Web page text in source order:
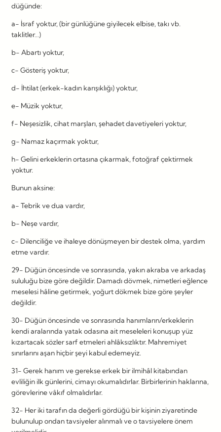
düğünde:
a- İsraf yoktur, (bir günlüğüne giyilecek elbise, takı vb.
taklitler…)
b- Abartı yoktur,
c- Gösteriş yoktur,
d- İhtilat (erkek-kadın karışıklığı) yoktur,
e- Müzik yoktur,
f- Neşesizlik, cihat marşları, şehadet davetiyeleri yoktur,
g- Namaz kaçırmak yoktur,
h- Gelini erkeklerin ortasına çıkarmak, fotoğraf çektirmek
yoktur.
Bunun aksine:
a- Tebrik ve dua vardır,
b- Neşe vardır,
c- Dilenciliğe ve ihaleye dönüşmeyen bir destek olma, yardım
etme vardır.
29- Düğün öncesinde ve sonrasında, yakın akraba ve arkadaş
sululuğu bize göre değildir. Damadı dövmek, nimetleri eğlence
meselesi hâline getirmek, yoğurt dökmek bize göre şeyler
değildir.
30- Düğün öncesinde ve sonrasında hanımların/erkeklerin
kendi aralarında yatak odasına ait meseleleri konuşup yüz
kızartacak sözler sarf etmeleri ahlâksızlıktır. Mahremiyet
sınırlarını aşan hiçbir şeyi kabul edemeyiz.
31- Gerek hanım ve gerekse erkek bir ilmihâl kitabından
evliliğin ilk günlerini, cimayı okumalıdırlar. Birbirlerinin haklarına,
görevlerine vâkıf olmalıdırlar.
32- Her iki tarafın da değerli gördüğü bir kişinin ziyaretinde
bulunulup ondan tavsiyeler alınmalı ve o tavsiyelere önem